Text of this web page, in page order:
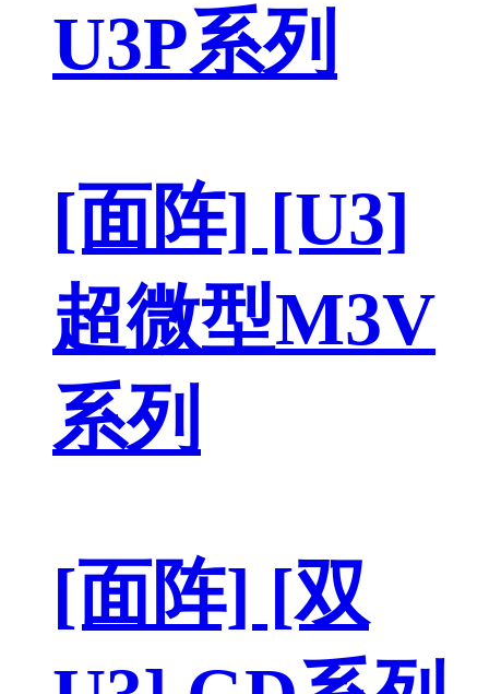
U3P系列
[面阵] [U3]
超微型M3V
系列
[面阵] [双